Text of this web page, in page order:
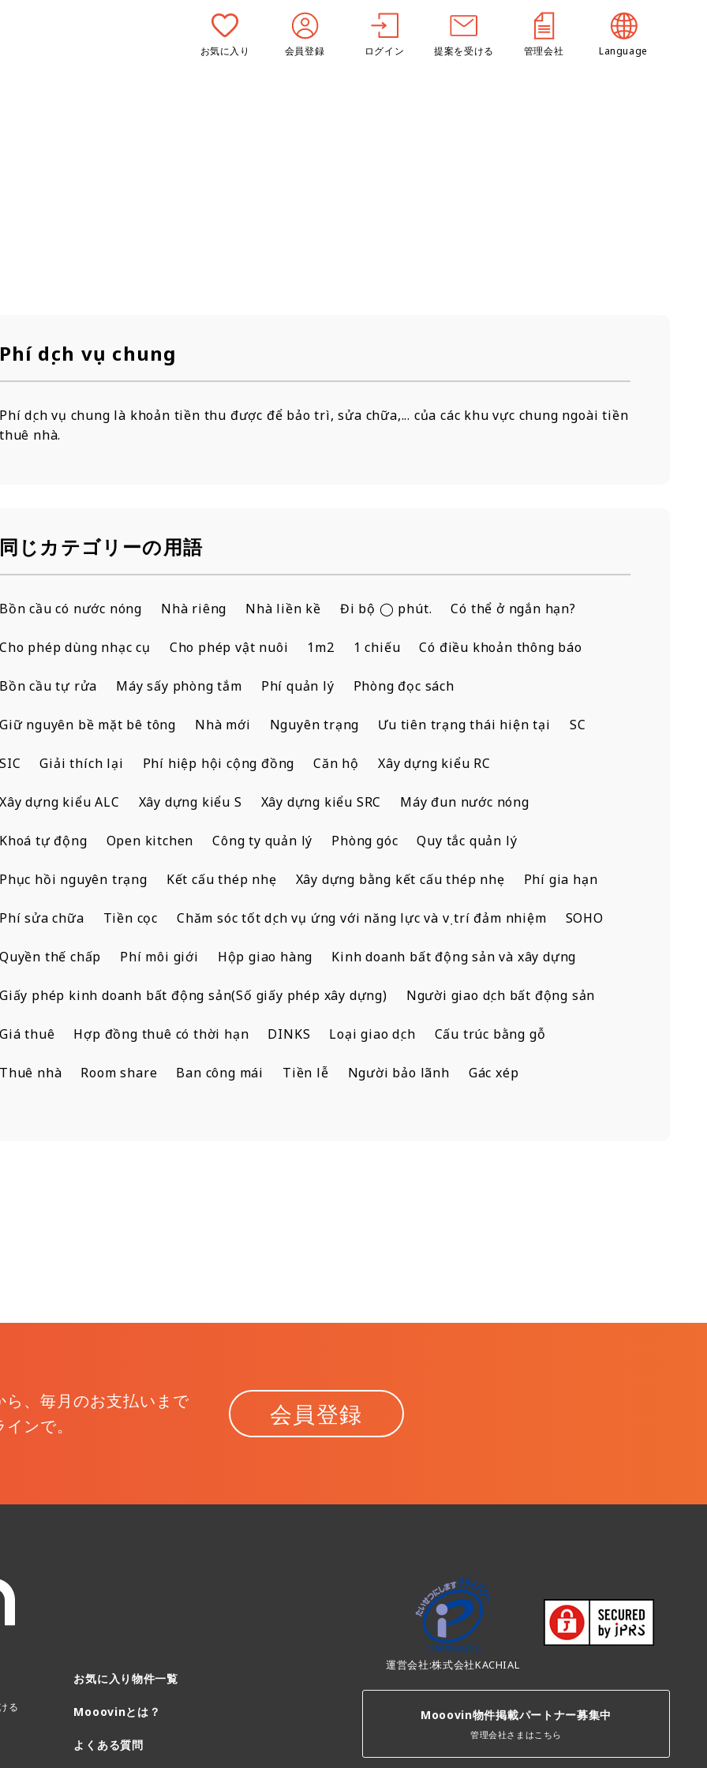
お気に入り 会員登録 ログイン 提案を受ける 管理会社 Language
Phí dịch vụ chung
Phí dịch vụ chung là khoản tiền thu được để bảo trì, sửa chữa,... của các khu vực chung ngoài tiền
thuê nhà.
同じカテゴリーの用語
Bồn cầu có nước nóng Nhà riêng Nhà liền kề Đi bộ ◯ phút. Có thể ở ngắn hạn?
Cho phép dùng nhạc cụ Cho phép vật nuôi 1m2 1 chiếu Có điều khoản thông báo
Bồn cầu tự rửa Máy sấy phòng tắm Phí quản lý Phòng đọc sách
Giữ nguyên bề mặt bê tông Nhà mới Nguyên trạng Ưu tiên trạng thái hiện tại SC
SIC Giải thích lại Phí hiệp hội cộng đồng Căn hộ Xây dựng kiểu RC
Xây dựng kiểu ALC Xây dựng kiểu S Xây dựng kiểu SRC Máy đun nước nóng
Khoá tự động Open kitchen Công ty quản lý Phòng góc Quy tắc quản lý
Phục hồi nguyên trạng Kết cấu thép nhẹ Xây dựng bằng kết cấu thép nhẹ Phí gia hạn
Phí sửa chữa Tiền cọc Chăm sóc tốt dịch vụ ứng với năng lực và vị trí đảm nhiệm SOHO
Quyền thế chấp Phí môi giới Hộp giao hàng Kinh doanh bất động sản và xây dựng
Giấy phép kinh doanh bất động sản(Số giấy phép xây dựng) Người giao dịch bất động sản
Giá thuê Hợp đồng thuê có thời hạn DINKS Loại giao dịch Cấu trúc bằng gỗ
Thuê nhà Room share Ban công mái Tiền lễ Người bảo lãnh Gác xép
ら、毎月のお支払いまで
ンで。
会員登録
る
お気に入り物件一覧
Mooovinとは？
よくある質問
運営会社:株式会社KACHIAL
Mooovin物件掲載パートナー募集中
管理会社さまはこちら